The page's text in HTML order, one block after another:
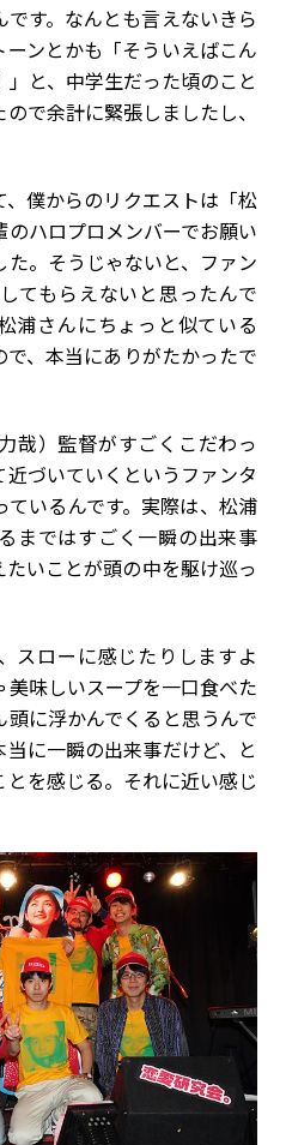
す。なんとも言えないきら
ンとかも「そういえばこん
と、中学生だった頃のこと
で余計に緊張しましたし、
僕からのリクエストは「松
ハロプロメンバーでお願い
。そうじゃないと、ファン
てもらえないと思ったんで
浦さんにちょっと似ている
、本当にありがたかったで
力哉）監督がすごくこだわっ
づいていくというファンタ
いるんです。実際は、松浦
まではすごく一瞬の出来事
いことが頭の中を駆け巡っ
スローに感じたりしますよ
味しいスープを一口食べた
に浮かんでくると思うんで
に一瞬の出来事だけど、と
を感じる。それに近い感じ